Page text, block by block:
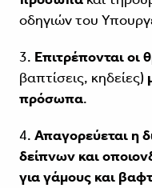
οδηγιών του
3. Επιτρέπονται οι
βαπτίσεις, κηδείες)
πρόσωπα.
4. Απαγορεύεται η
δείπνων και
για γάμους και